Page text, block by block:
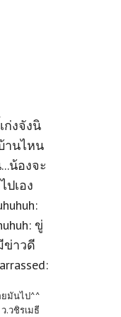
ก่งจังนิ
านไหน
น้องจะ
เอง
ขู่
ข่าวดี
มันไป^^
.วชิรเมธี